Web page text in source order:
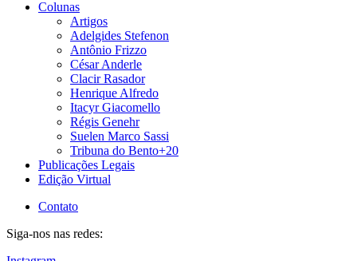
Colunas
Artigos
Adelgides Stefenon
Antônio Frizzo
César Anderle
Clacir Rasador
Henrique Alfredo
Itacyr Giacomello
Régis Genehr
Suelen Marco Sassi
Tribuna do Bento+20
Publicações Legais
Edição Virtual
Contato
Siga-nos nas redes: